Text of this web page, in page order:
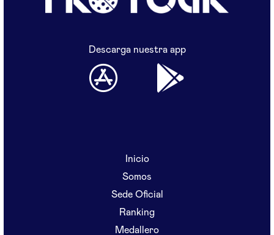
Descarga nuestra app
Inicio
Somos
Sede Oficial
Ranking
Medallero